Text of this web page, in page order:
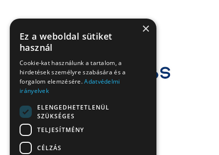
×
Ez a weboldal sütiket
használ
Cookie-kat használunk a tartalom, a
hirdetések személyre szabására és a
forgalom elemzésére.Adatvédelmi
irányelvek
ELENGEDHETETLENÜL
SZÜKSÉGES
TELJESÍTMÉNY
CÉLZÁS